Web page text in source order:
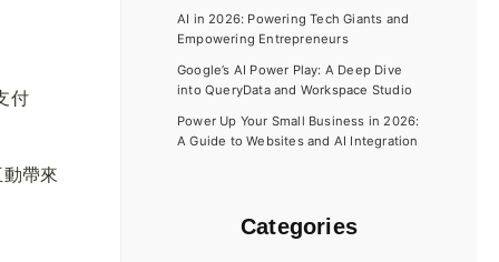
付
帶來
AI in 2026: Powering Tech Giants and
Empowering Entrepreneurs
Google’s AI Power Play: A Deep Dive
into QueryData and Workspace Studio
Power Up Your Small Business in 2026:
A Guide to Websites and AI Integration
Categories